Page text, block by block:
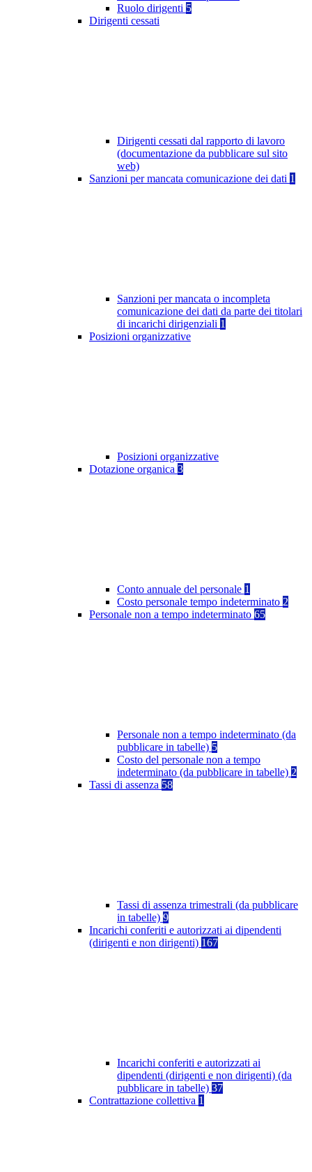
Ruolo dirigenti 5
Dirigenti cessati
Dirigenti cessati dal rapporto di lavoro
(documentazione da pubblicare sul sito
web)
Sanzioni per mancata comunicazione dei dati 1
Sanzioni per mancata o incompleta
comunicazione dei dati da parte dei titolari
di incarichi dirigenziali 1
Posizioni organizzative
Posizioni organizzative
Dotazione organica 3
Conto annuale del personale 1
Costo personale tempo indeterminato 2
Personale non a tempo indeterminato 65
Personale non a tempo indeterminato (da
pubblicare in tabelle) 5
Costo del personale non a tempo
indeterminato (da pubblicare in tabelle) 2
Tassi di assenza 58
Tassi di assenza trimestrali (da pubblicare
in tabelle) 9
Incarichi conferiti e autorizzati ai dipendenti
(dirigenti e non dirigenti) 167
Incarichi conferiti e autorizzati ai
dipendenti (dirigenti e non dirigenti) (da
pubblicare in tabelle) 37
Contrattazione collettiva 1